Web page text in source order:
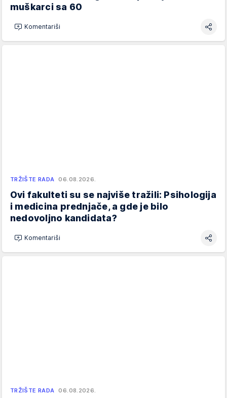
muškarci sa 60
Komentariši
TRŽIŠTE RADA 06.08.2026.
Ovi fakulteti su se najviše tražili: Psihologija
i medicina prednjače, a gde je bilo
nedovoljno kandidata?
Komentariši
TRŽIŠTE RADA 06.08.2026.